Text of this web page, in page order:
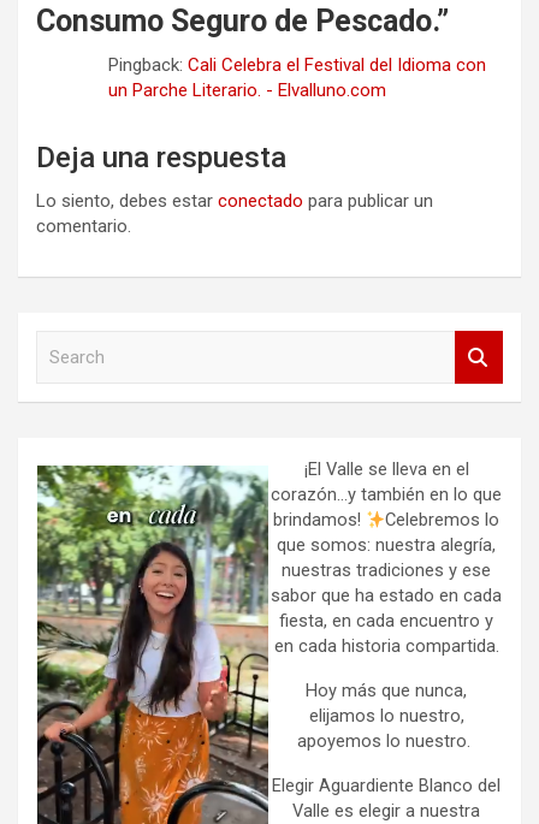
Consumo Seguro de Pescado.”
Pingback: Cali Celebra el Festival del Idioma con
un Parche Literario. - Elvalluno.com
Deja una respuesta
Lo siento, debes estar conectado para publicar un
comentario.
h
¡El Valle se lleva en el
corazón…y también en lo que
brindamos!
Celebremos lo
que somos: nuestra alegría,
nuestras tradiciones y ese
sabor que ha estado en cada
fiesta, en cada encuentro y
en cada historia compartida.
Hoy más que nunca,
elijamos lo nuestro,
apoyemos lo nuestro.
Elegir Aguardiente Blanco del
Valle es elegir a nuestra